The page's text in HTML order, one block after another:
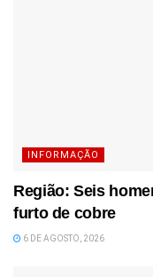
INFORMAÇÃO
Região: Seis
furto de cobre
6 DE AGOSTO, 2026